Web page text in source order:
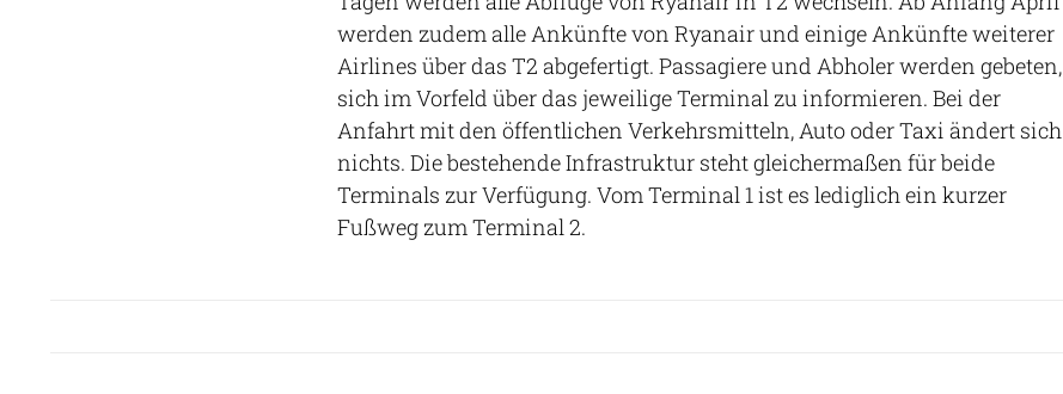
werden zudem alle Ankünfte von Ryanair und einige Ankünfte weiterer
Airlines über das T2 abgefertigt. Passagiere und Abholer werden gebeten,
sich im Vorfeld über das jeweilige Terminal zu informieren. Bei der
Anfahrt mit den öffentlichen Verkehrsmitteln, Auto oder Taxi ändert sich
nichts. Die bestehende Infrastruktur steht gleichermaßen für beide
Terminals zur Verfügung. Vom Terminal 1 ist es lediglich ein kurzer
Fußweg zum Terminal 2.